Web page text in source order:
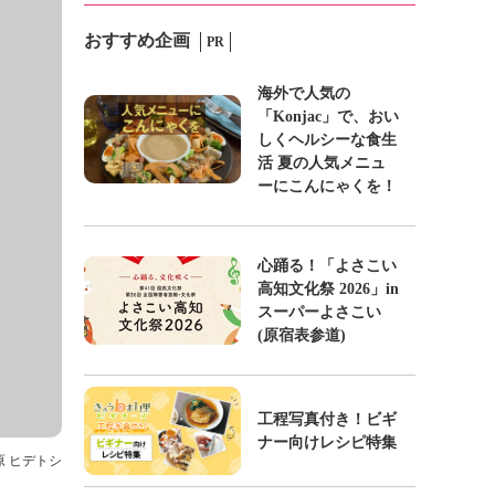
ヒデトシ
おすすめ企画 PR
海外で人気の
「Konjac」で、おい
しくヘルシーな食生
活 夏の人気メニュ
ーにこんにゃくを！
心踊る！「よさこい
高知文化祭 2026」in
スーパーよさこい
(原宿表参道)
工程写真付き！ビギ
ナー向けレシピ特集